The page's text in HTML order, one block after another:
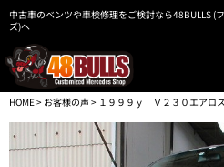
中古車のベンツや車検修理をご検討なら48BULLS (
ズ)へ
HOME> お客様の声> １９９９ｙ Ｖ２３０エアロ